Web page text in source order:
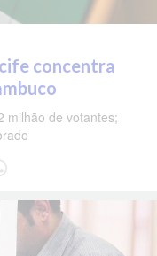
concentra
milhão de votantes;